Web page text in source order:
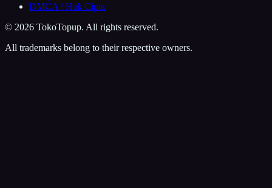
DMCA / Hak Cipta
© 2026 TokoTopup. All rights reserved.
All trademarks belong to their respective owners.